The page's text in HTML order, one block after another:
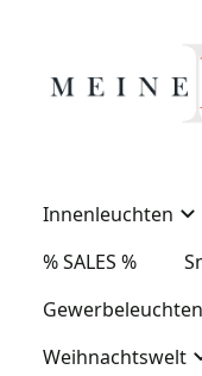
Innenleuchten
% SALES %
Gewerbeleuchten
Weihnachtswelt